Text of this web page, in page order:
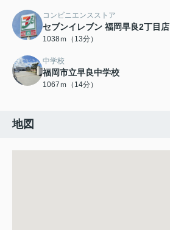
コンビニエンスストア
セブンイレブン 福岡早良2丁目店
1038ｍ（13分）
中学校
福岡市立早良中学校
1067ｍ（14分）
地図